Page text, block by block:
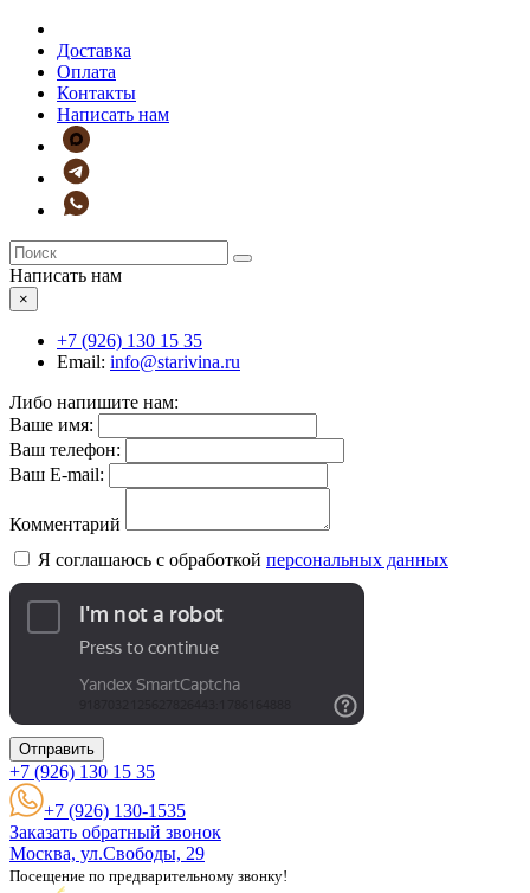
Доставка
Оплата
Контакты
Написать нам
Написать нам
×
+7 (926) 130 15 35
Email: info@starivina.ru
Либо напишите нам:
Ваше имя:
Ваш телефон:
Ваш E-mail:
Комментарий
Я соглашаюсь с обработкой персональных данных
Отправить
+7 (926) 130 15 35
+7 (926) 130-1535
Заказать обратный звонок
Москва, ул.Свободы, 29
Посещение по предварительному звонку!